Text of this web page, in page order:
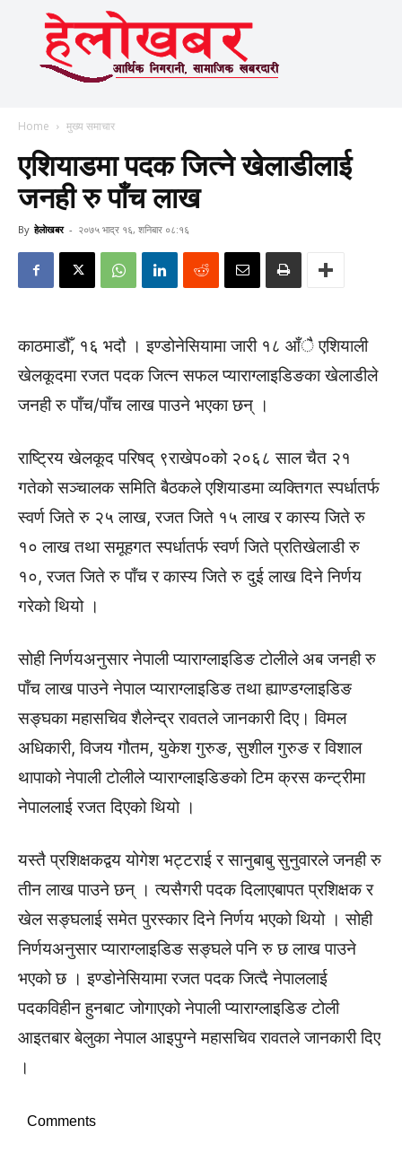
Home मुख्य समाचार
एशियाडमा पदक जित्ने खेलाडीलाई
जनही रु पाँच लाख
By हेलाेखबर - २०७५ भाद्र १६, शनिबार ०८:१६
काठमाडौँ, १६ भदौ । इण्डोनेसियामा जारी १८ आँै एशियाली
खेलकूदमा रजत पदक जित्न सफल प्याराग्लाइडिङका खेलाडीले
जनही रु पाँच/पाँच लाख पाउने भएका छन् ।
राष्ट्रिय खेलकूद परिषद् ९राखेप०को २०६८ साल चैत २१
गतेको सञ्चालक समिति बैठकले एशियाडमा व्यक्तिगत स्पर्धातर्फ
स्वर्ण जिते रु २५ लाख, रजत जिते १५ लाख र कास्य जिते रु
१० लाख तथा समूहगत स्पर्धातर्फ स्वर्ण जिते प्रतिखेलाडी रु
१०, रजत जिते रु पाँच र कास्य जिते रु दुई लाख दिने निर्णय
गरेको थियो ।
सोही निर्णयअनुसार नेपाली प्याराग्लाइडिङ टोलीले अब जनही रु
पाँच लाख पाउने नेपाल प्याराग्लाइडिङ तथा ह्याण्डग्लाइडिङ
सङ्घका महासचिव शैलेन्द्र रावतले जानकारी दिए। विमल
अधिकारी, विजय गौतम, युकेश गुरुङ, सुशील गुरुङ र विशाल
थापाको नेपाली टोलीले प्याराग्लाइडिङको टिम क्रस कन्ट्रीमा
नेपाललाई रजत दिएको थियो ।
यस्तै प्रशिक्षकद्वय योगेश भट्टराई र सानुबाबु सुनुवारले जनही रु
तीन लाख पाउने छन् । त्यसैगरी पदक दिलाएबापत प्रशिक्षक र
खेल सङ्घलाई समेत पुरस्कार दिने निर्णय भएको थियो । सोही
निर्णयअनुसार प्याराग्लाइडिङ सङ्घले पनि रु छ लाख पाउने
भएको छ । इण्डोनेसियामा रजत पदक जित्दै नेपाललाई
पदकविहीन हुनबाट जोगाएको नेपाली प्याराग्लाइडिङ टोली
आइतबार बेलुका नेपाल आइपुग्ने महासचिव रावतले जानकारी दिए
।
Comments